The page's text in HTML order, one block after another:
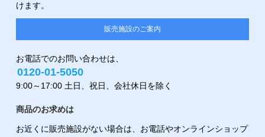
けます。
販売施設のご案内
お電話でのお問い合わせは、
0120-01-5050
9:00～17:00 土日、祝日、会社休日を除く
商品のお求めは
お近くに販売施設がない場合は、お電話やオンラインショップ